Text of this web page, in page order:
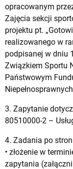
opracowanym
Zajęcia sekcji
projektu pt.
realizowanego w
podpisanej w dniu
Związkiem Sportu
Państwowym
3. Zapytanie
80510000-2 –
4. Zadania po
• złożenie w
zapytania